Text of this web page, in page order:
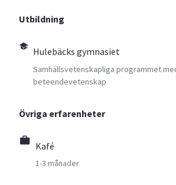
Utbildning
Hulebäcks gymnasiet
Samhällsvetenskapliga programmet
beteendevetenskap
Övriga erfarenheter
Kafé
1-3 månader